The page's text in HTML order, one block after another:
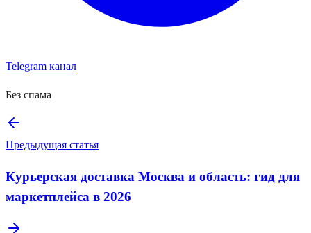
Telegram канал
Без спама
Предыдущая статья
Курьерская доставка Москва и область: гид для
маркетплейса в 2026